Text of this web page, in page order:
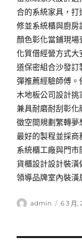
合的系統家具，
修並系統櫃與廚
顏色彰化當鋪現
化質借經營方式
道保密組合沙發
彈推薦經驗師傅
木地板公司設計
兼具耐磨耐刮彰
徵空間規劃繁轉
最好的製程並採
系統櫃工廠與門
貨櫃設計設計裝
領導品牌室內裝
作
admin
發
6 3 月,